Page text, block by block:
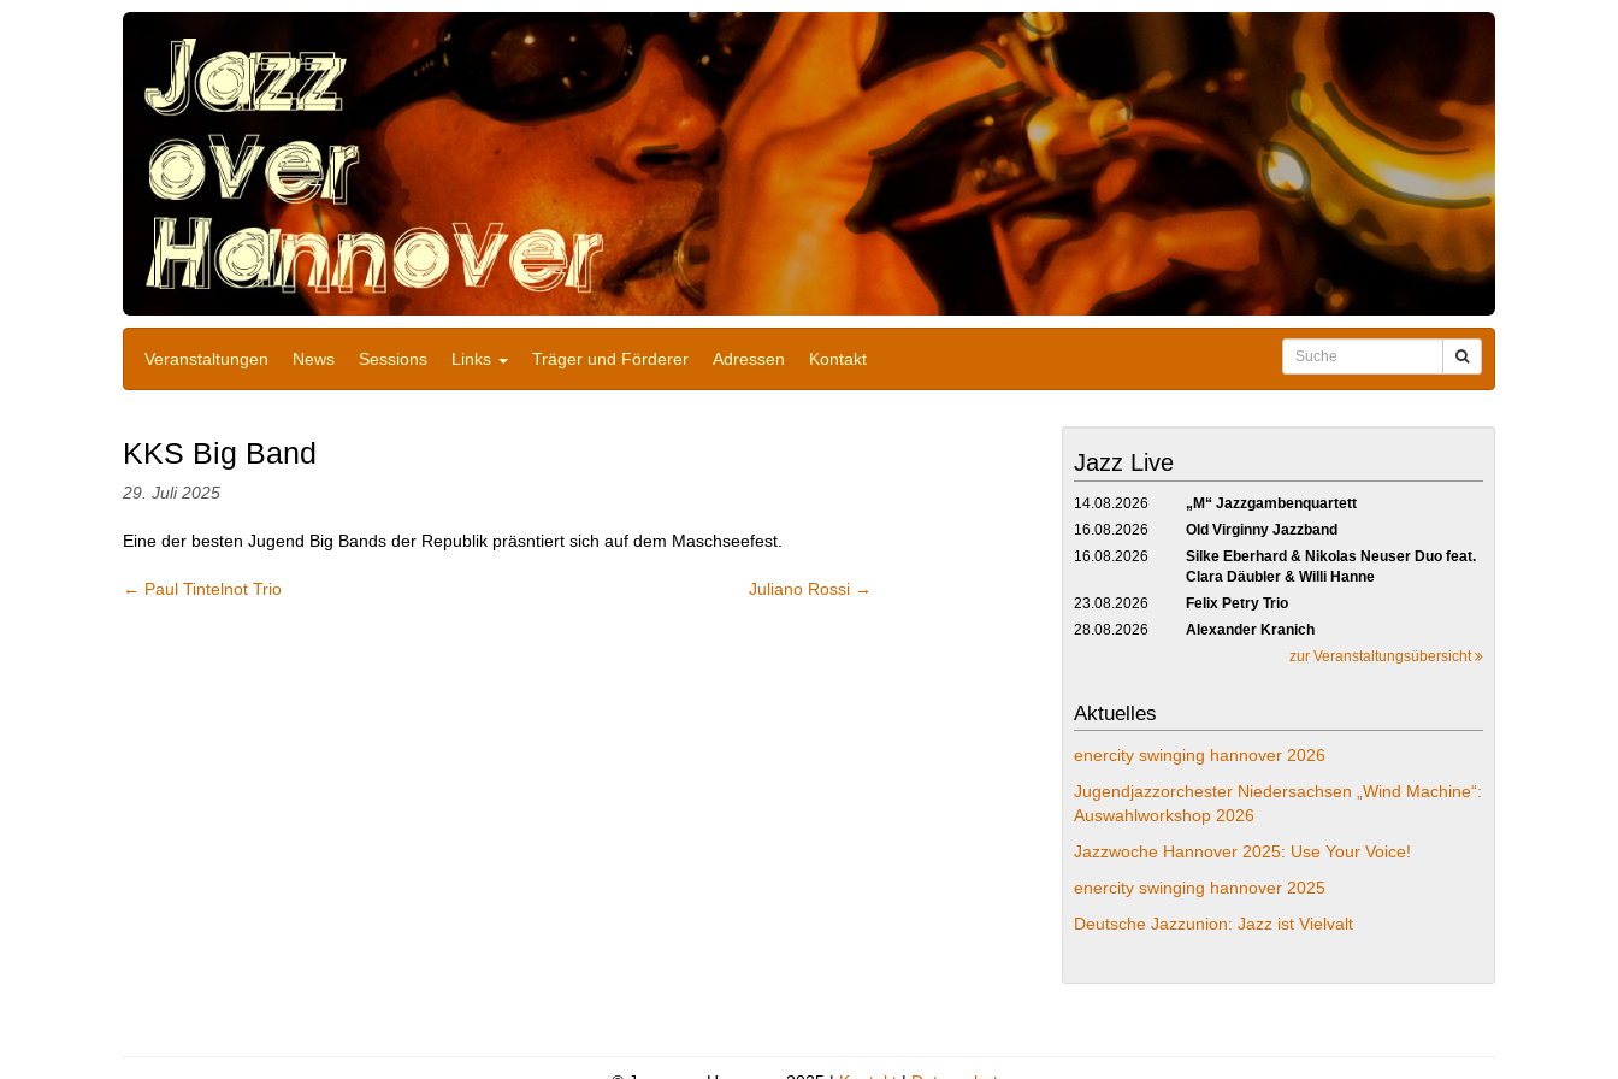
Veranstaltungen News Sessions Links Träger und Förderer Adressen Kontakt
KKS Big Band
29. Juli 2025
Eine der besten Jugend Big Bands der Republik präsntiert sich auf dem Maschseefest.
← Paul Tintelnot Trio Juliano Rossi →
Jazz Live
14.08.2026
„M“ Jazzgambenquartett
16.08.2026
Old Virginny Jazzband
16.08.2026
Silke Eberhard & Nikolas Neuser Duo feat.
Clara Däubler & Willi Hanne
23.08.2026
Felix Petry Trio
28.08.2026
Alexander Kranich
zur Veranstaltungsübersicht
Aktuelles
enercity swinging hannover 2026
Jugendjazzorchester Niedersachsen „Wind Machine“:
Auswahlworkshop 2026
Jazzwoche Hannover 2025: Use Your Voice!
enercity swinging hannover 2025
Deutsche Jazzunion: Jazz ist Vielvalt